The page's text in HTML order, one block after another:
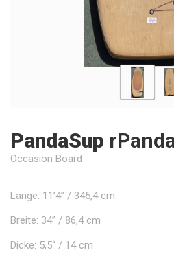
PandaSup
Occasion Board
Länge: 11’4’’ / 345,4 cm
Breite: 34’’ / 86,4 cm
Dicke: 5,5“ / 14 cm